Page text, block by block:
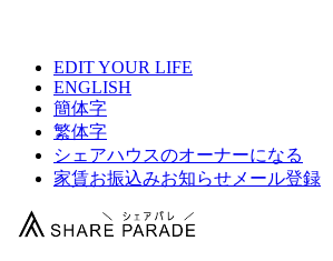
EDIT YOUR LIFE
ENGLISH
簡体字
繁体字
シェアハウスのオーナーになる
家賃お振込みお知らせメール登録